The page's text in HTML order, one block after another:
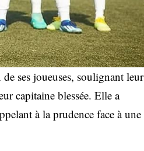
ses joueuses, soulignant leur
capitaine blessée. Elle a
à la prudence face à une